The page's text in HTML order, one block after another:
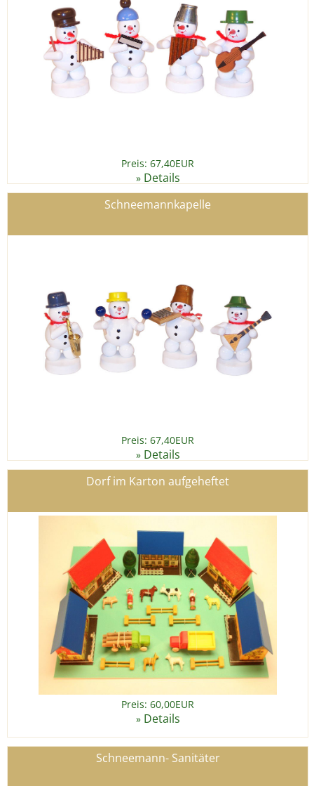
Preis: 67,40EUR
» Details
Schneemannkapelle
Preis: 67,40EUR
» Details
Dorf im Karton aufgeheftet
Preis: 60,00EUR
» Details
Schneemann- Sanitäter